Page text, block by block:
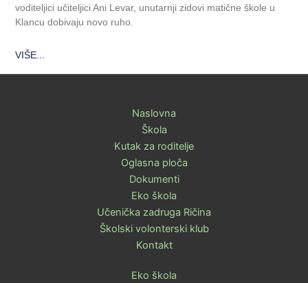
voditeljici učiteljici Ani Levar, unutarnji zidovi matične škole u
Klancu dobivaju novo ruho.
VIŠE...
Naslovna
Škola
Kutak za roditelje
Oglasna ploča
Dokumenti
Eko škola
Učenička zadruga Ričina
Školski volonterski klub
Kontakt
Eko škola